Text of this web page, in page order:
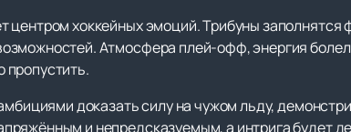
центром хоккейных эмоций. Трибуны
Атмосфера плей-офф, энергия
пропустить.
доказать силу на чужом льду,
и непредсказуемым, а интрига будет